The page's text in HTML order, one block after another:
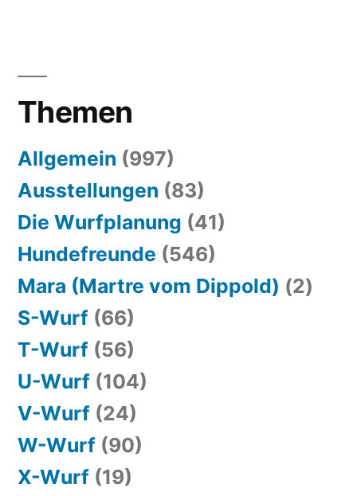
Themen
Allgemein (997)
Ausstellungen (83)
Die Wurfplanung (41)
Hundefreunde (546)
Mara (Martre vom Dippold) (2)
S-Wurf (66)
T-Wurf (56)
U-Wurf (104)
V-Wurf (24)
W-Wurf (90)
X-Wurf (19)